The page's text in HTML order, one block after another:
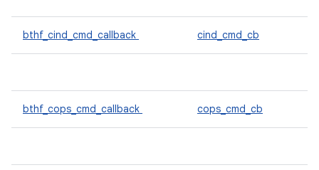
bthf_cind_cmd_callback cind_cmd_cb
bthf_cops_cmd_callback cops_cmd_cb